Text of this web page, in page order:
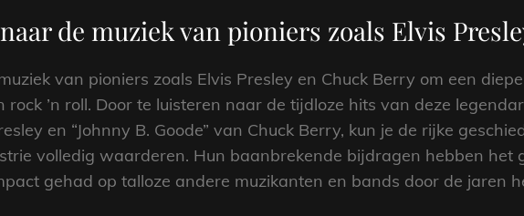
de muziek van pioniers zoals Elvis
van pioniers zoals Elvis Presley en Chuck Berry om een
rock ’n roll. Door te luisteren naar de tijdloze hits van deze
en “Johnny B. Goode” van Chuck Berry, kun je de rijke
volledig waarderen. Hun baanbrekende bijdragen hebben het
gehad op talloze andere muzikanten en bands door de jaren